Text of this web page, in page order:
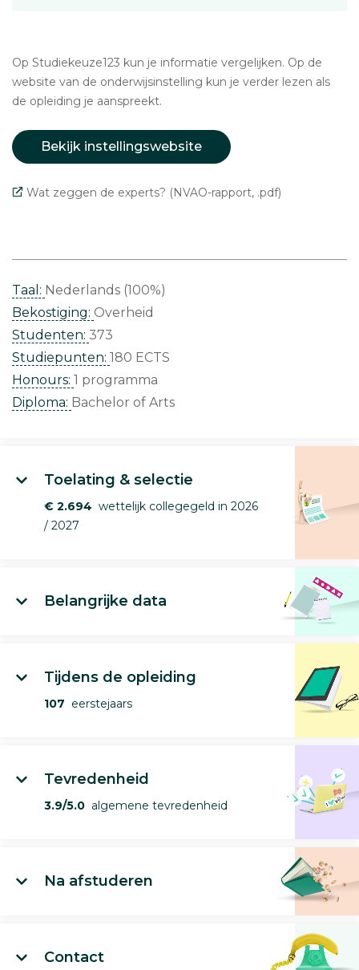
Op Studiekeuze123 kun je informatie vergelijken. Op de
website van de onderwijsinstelling kun je verder lezen als
de opleiding je aanspreekt.
Bekijk instellingswebsite
Wat zeggen de experts? (NVAO-rapport, .pdf)
Taal: Nederlands (100%)
Bekostiging: Overheid
Studenten: 373
Studiepunten: 180 ECTS
Honours: 1 programma
Diploma: Bachelor of Arts
Toelating & selectie
€ 2.694 wettelijk collegegeld in 2026
/ 2027
Belangrijke data
Tijdens de opleiding
107 eerstejaars
Tevredenheid
3.9/5.0 algemene tevredenheid
Na afstuderen
Contact